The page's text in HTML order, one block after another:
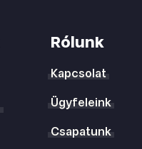
Rólunk
Kapcsolat
Ügyfeleink
Csapatunk